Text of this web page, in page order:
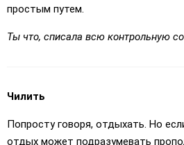
простым путем.
Ты что, списала всю контрольную
Чилить
Попросту говоря, отдыхать. Но
отдых может подразумевать